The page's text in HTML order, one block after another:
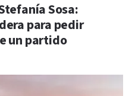
Sosa:
para pedir
un partido